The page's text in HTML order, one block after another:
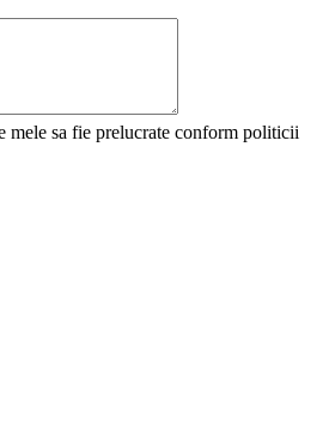
mele sa fie prelucrate conform politicii